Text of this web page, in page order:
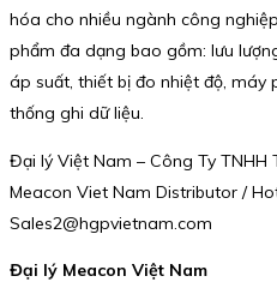
hóa cho nhiều ngành công
phẩm đa dạng bao gồm: lưu
áp suất, thiết bị đo nhiệt độ, máy
thống ghi dữ liệu.
Đại lý Việt Nam – Công Ty TNHH
Meacon Viet Nam Distributor /
Sales2@hgpvietnam.com
Đại lý Meacon Việt Nam